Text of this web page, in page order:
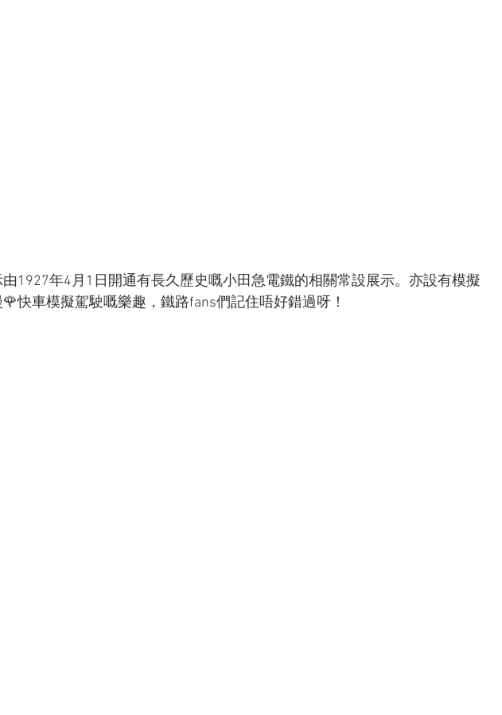
1927年4月1日開通有長久歷史嘅小田急電鐵的相關常設展示。亦設有模擬
快車模擬駕駛嘅樂趣，鐵路fans們記住唔好錯過呀！